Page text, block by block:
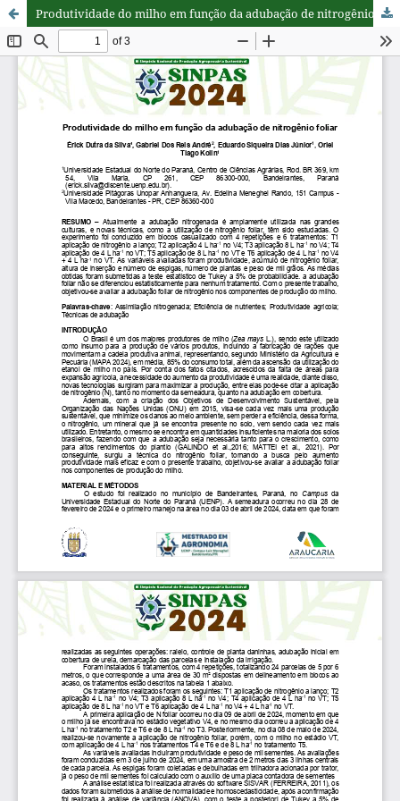
Produtividade do milho em função da adubação de nitrogênio foliar